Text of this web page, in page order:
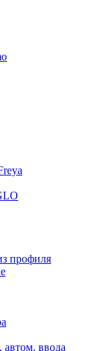
профиля
ввода